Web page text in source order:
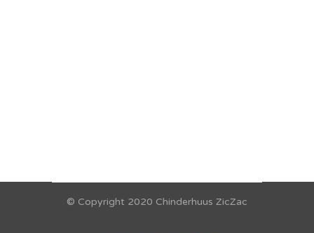
© Copyright 2020 Chinderhuus ZicZac